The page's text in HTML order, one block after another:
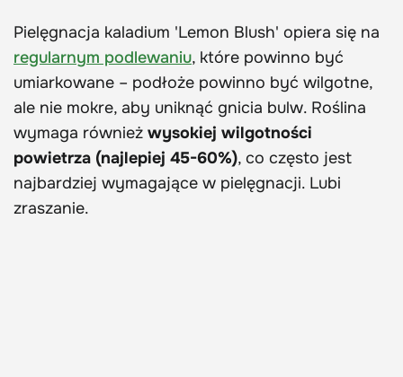
Pielęgnacja kaladium 'Lemon Blush' opiera się na
regularnym podlewaniu, które powinno być
umiarkowane – podłoże powinno być wilgotne,
ale nie mokre, aby uniknąć gnicia bulw. Roślina
wymaga również wysokiej wilgotności
powietrza (najlepiej 45-60%), co często jest
najbardziej wymagające w pielęgnacji. Lubi
zraszanie.